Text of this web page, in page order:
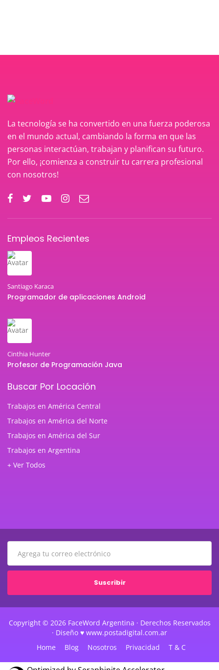
La tecnología se ha convertido en una fuerza poderosa
en el mundo actual, cambiando la forma en que las
personas interactúan, trabajan y planifican su futuro.
Por ello, ¡comienza a construir tu carrera profesional
con nosotros!
Empleos Recientes
Santiago Karaca
Programador de aplicaciones Android
Cinthia Hunter
Profesor de Programación Java
Buscar Por Locación
Trabajos en América Central
Trabajos en América del Norte
Trabajos en América del Sur
Trabajos en Argentina
+ Ver Todos
Suscribir
Copyright © 2026 FaceWord Argentina · Derechos Reservados
· Diseño ♥ www.postadigital.com.ar
Home
Blog Nosotros Privacidad T & C